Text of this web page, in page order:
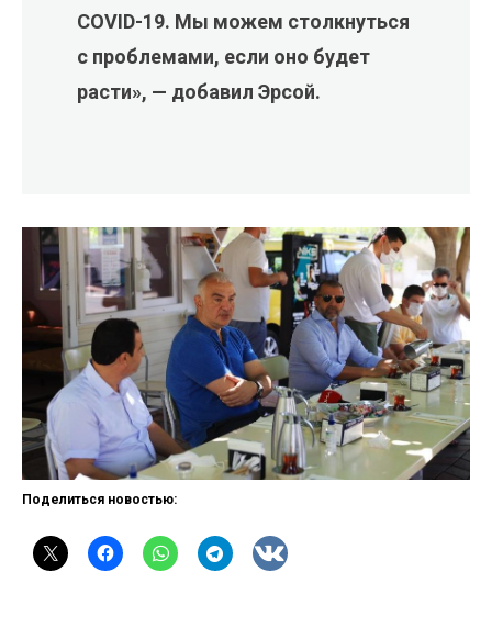
COVID-19. Мы можем столкнуться
с проблемами, если оно будет
расти», — добавил Эрсой.
Поделиться новостью: